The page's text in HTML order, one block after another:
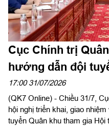
Cục Chính trị
hướng dẫn đội
Cán bộ Đoàn giỏi
trẻ toàn quân năm
17:00 31/07/2026
(QK7 Online) - Chiều 31/7,
hội nghị triển khai, giao
tuyển Quân khu tham gia